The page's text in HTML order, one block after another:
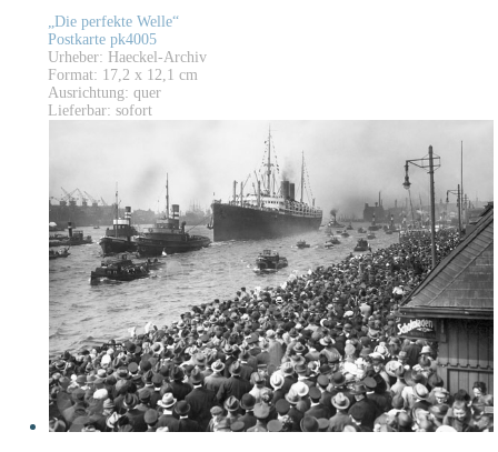
„Die perfekte Welle“
Postkarte pk4005
Urheber: Haeckel-Archiv
Format: 17,2 x 12,1 cm
Ausrichtung: quer
Lieferbar: sofort